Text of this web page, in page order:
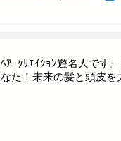
ｰｸﾘｴｲｼｮﾝ遊名人です
た！未来の髪と頭皮